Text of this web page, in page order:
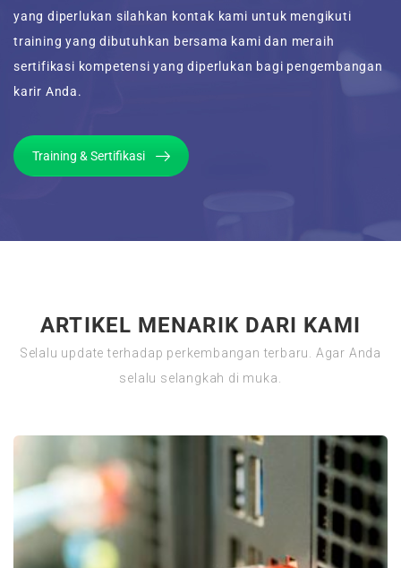
yang diperlukan silahkan kontak kami untuk mengikuti
training yang dibutuhkan bersama kami dan meraih
sertifikasi kompetensi yang diperlukan bagi pengembangan
karir Anda.
Training & Sertifikasi
ARTIKEL MENARIK DARI KAMI
Selalu update terhadap perkembangan terbaru. Agar Anda
selalu selangkah di muka.